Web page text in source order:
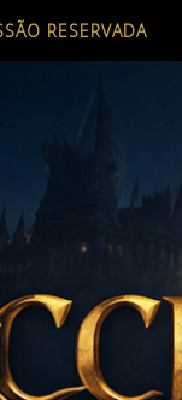
RESERVADA